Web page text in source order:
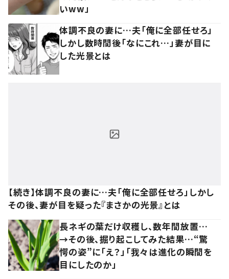
いww」
体調不良の妻に…夫「俺に全部任せろ」
しかし数時間後「なにこれ…」妻が目に
した光景とは
【続き】体調不良の妻に…夫「俺に全部任せろ」しかし
その後、妻が目を疑った『まさかの光景』とは
長ネギの葉だけ収穫し、数年間放置…
→その後、掘り起こしてみた結果…“驚
愕の姿”に「え？」「我々は進化の瞬間を
目にしたのか」